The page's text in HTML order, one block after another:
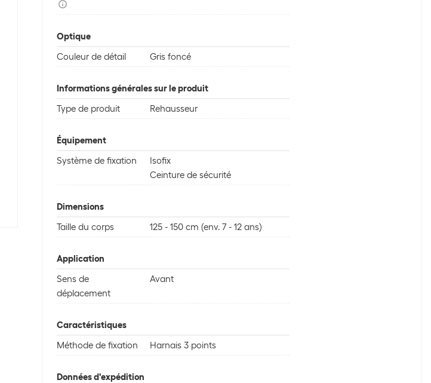
Optique
Couleur de détail
Gris foncé
Informations générales sur le produit
Type de produit
Rehausseur
Équipement
Système de fixation
Isofix
Ceinture de sécurité
Dimensions
Taille du corps
125 - 150 cm (env. 7 - 12 ans)
Application
Sens de
déplacement
Avant
Caractéristiques
Méthode de fixation
Harnais 3 points
Données d'expédition